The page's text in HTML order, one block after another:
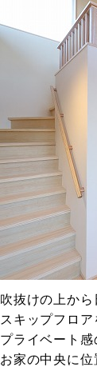
吹抜けの上か
スキップフロ
プライベート
お家の中央に